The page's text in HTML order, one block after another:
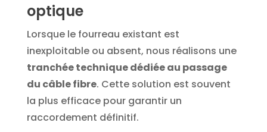
optique
Lorsque le fourreau existant est
inexploitable ou absent, nous réalisons une
tranchée technique dédiée au passage
du câble fibre. Cette solution est souvent
la plus efficace pour garantir un
raccordement définitif.